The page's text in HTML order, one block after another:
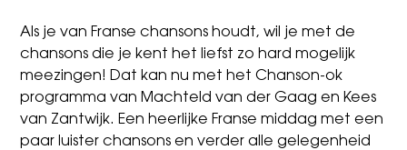
Als je van Franse chansons houdt, wil je met de
chansons die je kent het liefst zo hard mogelijk
meezingen! Dat kan nu met het Chanson-ok
programma van Machteld van der Gaag en Kees
van Zantwijk. Een heerlijke Franse middag met een
paar luister chansons en verder alle gelegenheid